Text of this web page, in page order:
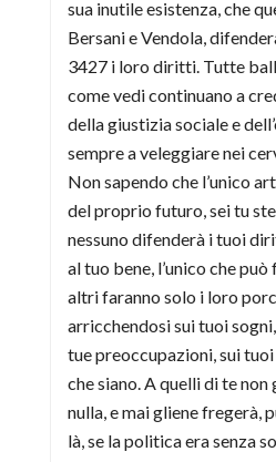
sua inutile esistenza, che
Bersani e Vendola,
3427 i loro diritti. Tutte
come vedi continuano a
della giustizia sociale e
sempre a veleggiare nei
Non sapendo che l’unico
del proprio futuro, sei tu
nessuno difenderà i tuoi
al tuo bene, l’unico che
altri faranno solo i loro
arricchendosi sui tuoi
tue preoccupazioni, sui
che siano. A quelli di te
nulla, e mai gliene fregerà,
là, se la politica era senza